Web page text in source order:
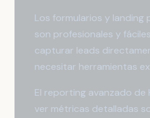
Los formularios y landing
son profesionales y
capturar leads
necesitar herramientas
El reporting avanzado
ver métricas detalladas